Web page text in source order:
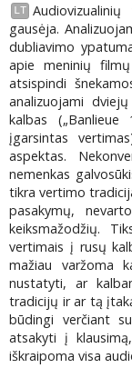
LT
gausėja.
dubliavimo
apie meninių
atsispindi
analizuojami
kalbas
įgarsintas
aspektas.
nemenkas
tikra vertimo
pasakymų,
keiksmažodžių.
vertimais į rusų
mažiau varžoma
nustatyti, ar
tradicijų ir ar tą
būdingi verčiant
atsakyti į
iškraipoma visa